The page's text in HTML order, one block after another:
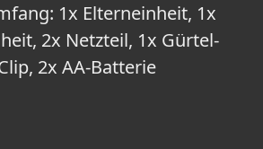
1x Elterneinheit, 1x
2x Netzteil, 1x Gürtel-
2x AA-Batterie